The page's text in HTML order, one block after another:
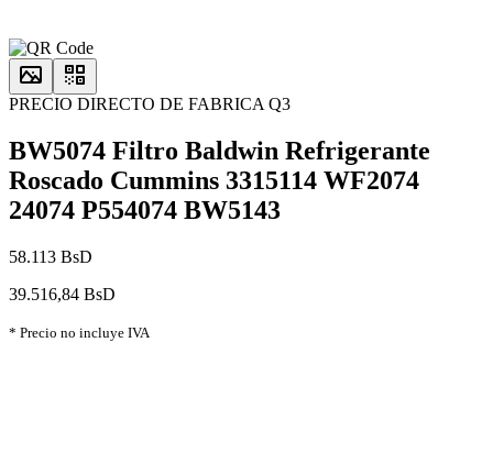
PRECIO DIRECTO DE FABRICA Q3
BW5074 Filtro Baldwin Refrigerante
Roscado Cummins 3315114 WF2074
24074 P554074 BW5143
58.113 BsD
39.516,84 BsD
* Precio no incluye IVA